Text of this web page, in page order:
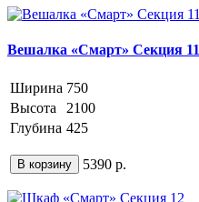
Вешалка «Смарт» Секция 11
Ширина 750
Высота
2100
Глубина 425
В корзину 5390 р.